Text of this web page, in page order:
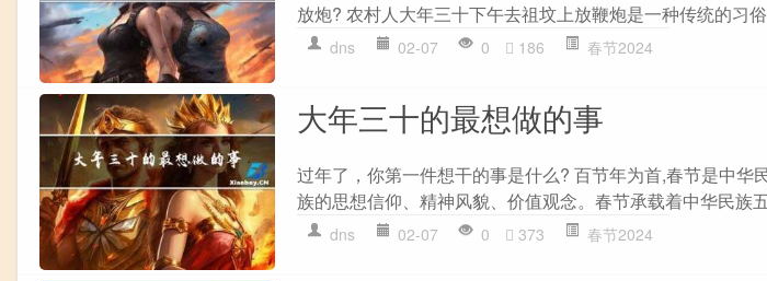
放炮? 农村人大年三十下午去祖坟上放鞭炮是一种传统的习
dns 02-07 0 186 春节2024
大年三十的最想做的事
过年了，你第一件想干的事是什么? 百节年为首,春节是中华
族的思想信仰、精神风貌、价值观念。春节承载着中华民族
dns 02-07 0 373 春节2024